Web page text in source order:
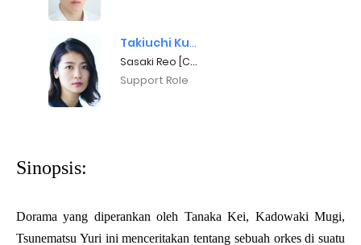
Takiuchi Kumi
Sasaki Reo [Cellist]
Support Role
Sinopsis:
Dorama yang diperankan oleh Tanaka Kei, Kadowaki Mugi,
Tsunematsu Yuri ini menceritakan tentang sebuah orkes di suatu